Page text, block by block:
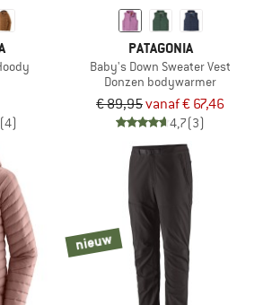
(4)
PATAGONIA
Baby's Down Sweater Vest
Donzen bodywarmer
€ 89,95vanaf € 67,46
4,7(3)
nieuw